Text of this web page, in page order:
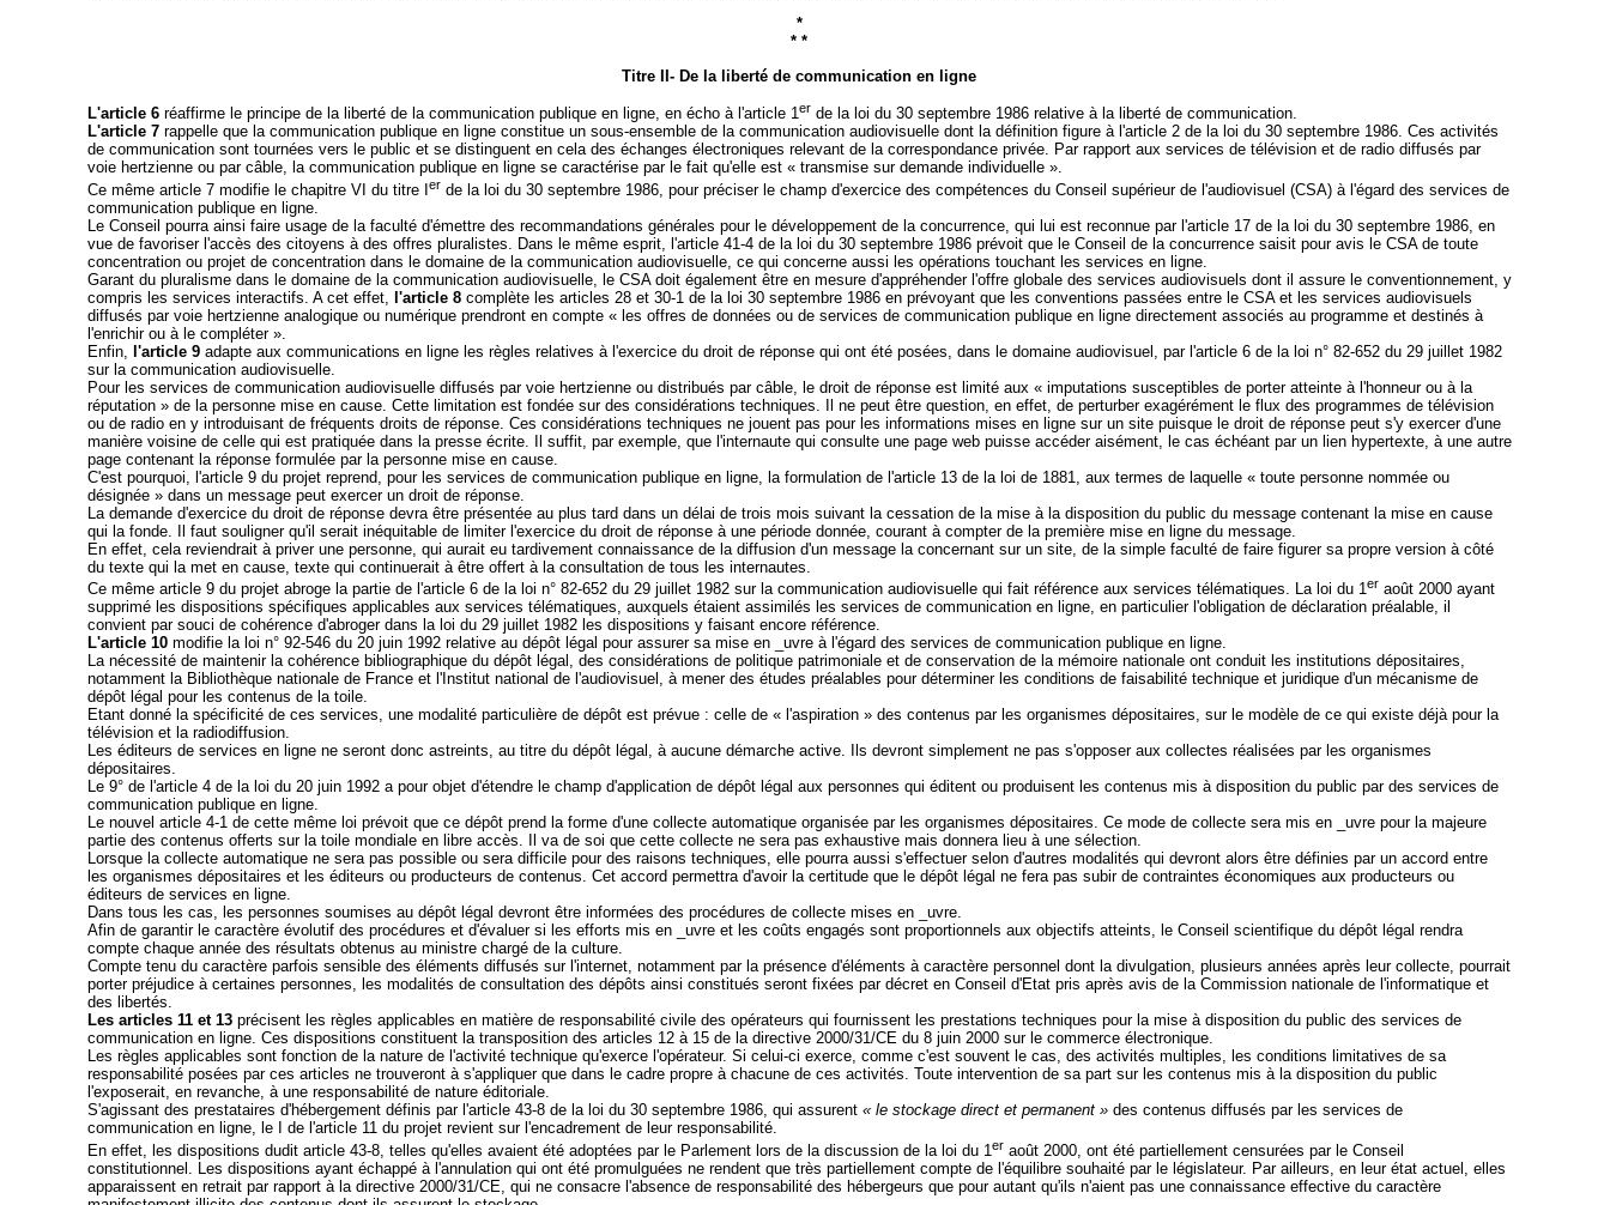
*
* *
Titre II- De la liberté de communication en ligne
L'article 6 réaffirme le principe de la liberté de la communication publique en ligne, en écho à l'article 1er de la loi du 30 septembre 1986 relative à la liberté de communication.
L'article 7rappelle que la communication publique en ligne constitue un sous-ensemble de la communication audiovisuelle dont la définition figure à l'article 2 de la loi du 30 septembre 1986. Ces activités
de communication sont tournées vers le public et se distinguent en cela des échanges électroniques relevant de la correspondance privée. Par rapport aux services de télévision et de radio diffusés par
voie hertzienne ou par câble, la communication publique en ligne se caractérise par le fait qu'elle est « transmise sur demande individuelle ».
Ce même article 7 modifie le chapitre VI du titre I
er de la loi du 30 septembre 1986, pour préciser le champ d'exercice des compétences du Conseil supérieur de l'audiovisuel (CSA) à l'égard des services de
communication publique en ligne.
Le Conseil pourra ainsi faire usage de la faculté d'émettre des recommandations générales pour le développement de la concurrence, qui lui est reconnue par l'article 17 de la loi du 30 septembre 1986, en
vue de favoriser l'accès des citoyens à des offres pluralistes. Dans le même esprit, l'article 41-4 de la loi du 30 septembre 1986 prévoit que le Conseil de la concurrence saisit pour avis le CSA de toute
concentration ou projet de concentration dans le domaine de la communication audiovisuelle, ce qui concerne aussi les opérations touchant les services en ligne.
Garant du pluralisme dans le domaine de la communication audiovisuelle, le CSA doit également être en mesure d'appréhender l'offre globale des services audiovisuels dont il assure le conventionnement, y
compris les services interactifs. A cet effet,
l'article 8complète les articles 28 et 30-1 de la loi 30 septembre 1986 en prévoyant que les conventions passées entre le CSA et les services audiovisuels
diffusés par voie hertzienne analogique ou numérique prendront en compte « les offres de données ou de services de communication publique en ligne directement associés au programme et destinés à
l'enrichir ou à le compléter ».
Enfin,
l'article 9adapte aux communications en ligne les règles relatives à l'exercice du droit de réponse qui ont été posées, dans le domaine audiovisuel, par l'article 6 de la loi n° 82-652 du 29 juillet 1982
sur la communication audiovisuelle.
Pour les services de communication audiovisuelle diffusés par voie hertzienne ou distribués par câble, le droit de réponse est limité aux « imputations susceptibles de porter atteinte à l'honneur ou à la
réputation » de la personne mise en cause. Cette limitation est fondée sur des considérations techniques. Il ne peut être question, en effet, de perturber exagérément le flux des programmes de télévision
ou de radio en y introduisant de fréquents droits de réponse. Ces considérations techniques ne jouent pas pour les informations mises en ligne sur un site puisque le droit de réponse peut s'y exercer d'une
manière voisine de celle qui est pratiquée dans la presse écrite. Il suffit, par exemple, que l'internaute qui consulte une page web puisse accéder aisément, le cas échéant par un lien hypertexte, à une autre
page contenant la réponse formulée par la personne mise en cause.
C'est pourquoi, l'article 9 du projet reprend, pour les services de communication publique en ligne, la formulation de l'article 13 de la loi de 1881, aux termes de laquelle « toute personne nommée ou
désignée » dans un message peut exercer un droit de réponse.
La demande d'exercice du droit de réponse devra être présentée au plus tard dans un délai de trois mois suivant la cessation de la mise à la disposition du public du message contenant la mise en cause
qui la fonde. Il faut souligner qu'il serait inéquitable de limiter l'exercice du droit de réponse à une période donnée, courant à compter de la première mise en ligne du message.
En effet, cela reviendrait à priver une personne, qui aurait eu tardivement connaissance de la diffusion d'un message la concernant sur un site, de la simple faculté de faire figurer sa propre version à côté
du texte qui la met en cause, texte qui continuerait à être offert à la consultation de tous les internautes.
Ce même article 9 du projet abroge la partie de l'article 6 de la loi n° 82-652 du 29 juillet 1982 sur la communication audiovisuelle qui fait référence aux services télématiques. La loi du 1er août 2000 ayant
supprimé les dispositions spécifiques applicables aux services télématiques, auxquels étaient assimilés les services de communication en ligne, en particulier l'obligation de déclaration préalable, il
convient par souci de cohérence d'abroger dans la loi du 29 juillet 1982 les dispositions y faisant encore référence.
L'article 10modifie la loi n° 92-546 du 20 juin 1992 relative au dépôt légal pour assurer sa mise en _uvre à l'égard des services de communication publique en ligne.
La nécessité de maintenir la cohérence bibliographique du dépôt légal, des considérations de politique patrimoniale et de conservation de la mémoire nationale ont conduit les institutions dépositaires,
notamment la Bibliothèque nationale de France et l'Institut national de l'audiovisuel, à mener des études préalables pour déterminer les conditions de faisabilité technique et juridique d'un mécanisme de
dépôt légal pour les contenus de la toile.
Etant donné la spécificité de ces services, une modalité particulière de dépôt est prévue : celle de « l'aspiration » des contenus par les organismes dépositaires, sur le modèle de ce qui existe déjà pour la
télévision et la radiodiffusion.
Les éditeurs de services en ligne ne seront donc astreints, au titre du dépôt légal, à aucune démarche active. Ils devront simplement ne pas s'opposer aux collectes réalisées par les organismes
dépositaires.
Le 9° de l'article 4 de la loi du 20 juin 1992 a pour objet d'étendre le champ d'application de dépôt légal aux personnes qui éditent ou produisent les contenus mis à disposition du public par des services de
communication publique en ligne.
Le nouvel article 4-1 de cette même loi prévoit que ce dépôt prend la forme d'une collecte automatique organisée par les organismes dépositaires. Ce mode de collecte sera mis en _uvre pour la majeure
partie des contenus offerts sur la toile mondiale en libre accès. Il va de soi que cette collecte ne sera pas exhaustive mais donnera lieu à une sélection.
Lorsque la collecte automatique ne sera pas possible ou sera difficile pour des raisons techniques, elle pourra aussi s'effectuer selon d'autres modalités qui devront alors être définies par un accord entre
les organismes dépositaires et les éditeurs ou producteurs de contenus. Cet accord permettra d'avoir la certitude que le dépôt légal ne fera pas subir de contraintes économiques aux producteurs ou
éditeurs de services en ligne.
Dans tous les cas, les personnes soumises au dépôt légal devront être informées des procédures de collecte mises en _uvre.
Afin de garantir le caractère évolutif des procédures et d'évaluer si les efforts mis en _uvre et les coûts engagés sont proportionnels aux objectifs atteints, le Conseil scientifique du dépôt légal rendra
compte chaque année des résultats obtenus au ministre chargé de la culture.
Compte tenu du caractère parfois sensible des éléments diffusés sur l'internet, notamment par la présence d'éléments à caractère personnel dont la divulgation, plusieurs années après leur collecte, pourrait
porter préjudice à certaines personnes, les modalités de consultation des dépôts ainsi constitués seront fixées par décret en Conseil d'Etat pris après avis de la Commission nationale de l'informatique et
des libertés.
Les articles 11 et 13 précisent les règles applicables en matière de responsabilité civile des opérateurs qui fournissent les prestations techniques pour la mise à disposition du public des services de
communication en ligne. Ces dispositions constituent la transposition des articles 12 à 15 de la directive 2000/31/CE du 8 juin 2000 sur le commerce électronique.
Les règles applicables sont fonction de la nature de l'activité technique qu'exerce l'opérateur. Si celui-ci exerce, comme c'est souvent le cas, des activités multiples, les conditions limitatives de sa
responsabilité posées par ces articles ne trouveront à s'appliquer que dans le cadre propre à chacune de ces activités. Toute intervention de sa part sur les contenus mis à la disposition du public
l'exposerait, en revanche, à une responsabilité de nature éditoriale.
S'agissant des prestataires d'hébergement définis par l'article 43-8 de la loi du 30 septembre 1986, qui assurent « le stockage direct et permanent »des contenus diffusés par les services de
communication en ligne, le I de l'article 11 du projet revient sur l'encadrement de leur responsabilité.
En effet, les dispositions dudit article 43-8, telles qu'elles avaient été adoptées par le Parlement lors de la discussion de la loi du 1eraoût 2000, ont été partiellement censurées par le Conseil
constitutionnel. Les dispositions ayant échappé à l'annulation qui ont été promulguées ne rendent que très partiellement compte de l'équilibre souhaité par le législateur. Par ailleurs, en leur état actuel, elles
apparaissent en retrait par rapport à la directive 2000/31/CE, qui ne consacre l'absence de responsabilité des hébergeurs que pour autant qu'ils n'aient pas une connaissance effective du caractère